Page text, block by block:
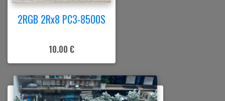
2RGB 2Rx8 PC3-8500S
10.00 €